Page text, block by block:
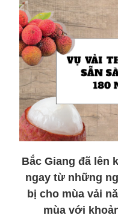
Bắc Giang đã lên
ngay từ những
bị cho mùa vải
mùa với